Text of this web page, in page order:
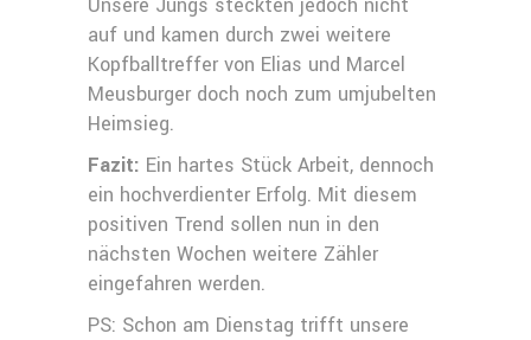
auf und kamen durch zwei weitere
Kopfballtreffer von Elias und Marcel
Meusburger doch noch zum umjubelten
Heimsieg.
Fazit: Ein hartes Stück Arbeit, dennoch
ein hochverdienter Erfolg. Mit diesem
positiven Trend sollen nun in den
nächsten Wochen weitere Zähler
eingefahren werden.
PS: Schon am Dienstag trifft unsere